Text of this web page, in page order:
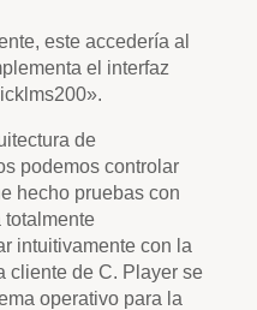
este accedería al
el interfaz
de
podemos controlar
hecho pruebas con
totalmente
intuitivamente con la
cliente de C. Player se
operativo para la